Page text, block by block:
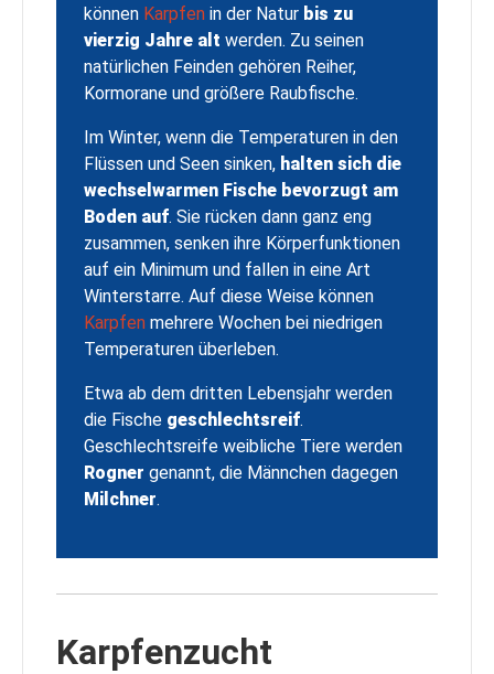
können Karpfen in der Natur bis zu
vierzig Jahre alt werden. Zu seinen
natürlichen Feinden gehören Reiher,
Kormorane und größere Raubfische.
Im Winter, wenn die Temperaturen in den
Flüssen und Seen sinken, halten sich die
wechselwarmen Fische bevorzugt am
Boden auf. Sie rücken dann ganz eng
zusammen, senken ihre Körperfunktionen
auf ein Minimum und fallen in eine Art
Winterstarre. Auf diese Weise können
Karpfen mehrere Wochen bei niedrigen
Temperaturen überleben.
Etwa ab dem dritten Lebensjahr werden
die Fische geschlechtsreif.
Geschlechtsreife weibliche Tiere werden
Rogner genannt, die Männchen dagegen
Milchner.
Karpfenzucht